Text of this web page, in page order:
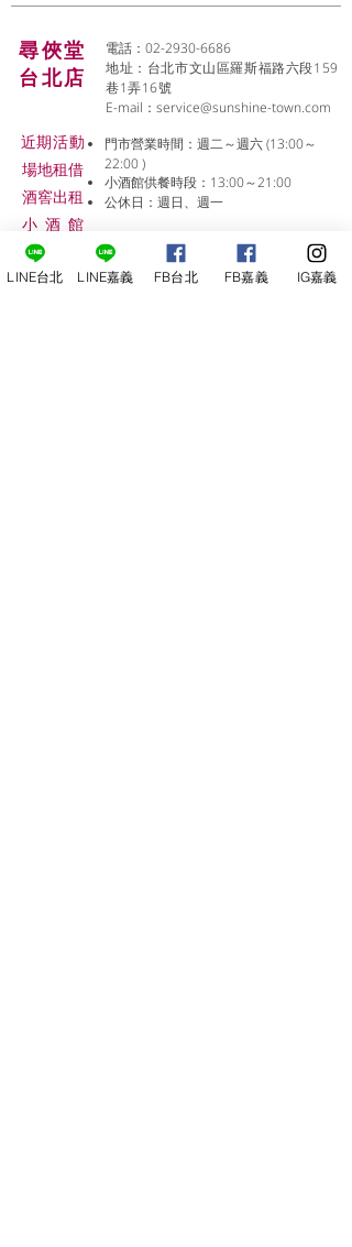
尋俠堂
台北店
電話：02-2930-6686
地址：台北市文山區羅斯福路六段159
巷1弄16號
E-mail： service@sunshine-town.com
近期活動
場地租借
​酒窖出租
小酒 館
線上報名
門市營業時間：週二～週六 (13:00～
22:00 )
小酒館供餐時段：13:00～21:00
公休日：週日、週一
LINE台北 LINE嘉義 FB台北 FB嘉義 IG嘉義